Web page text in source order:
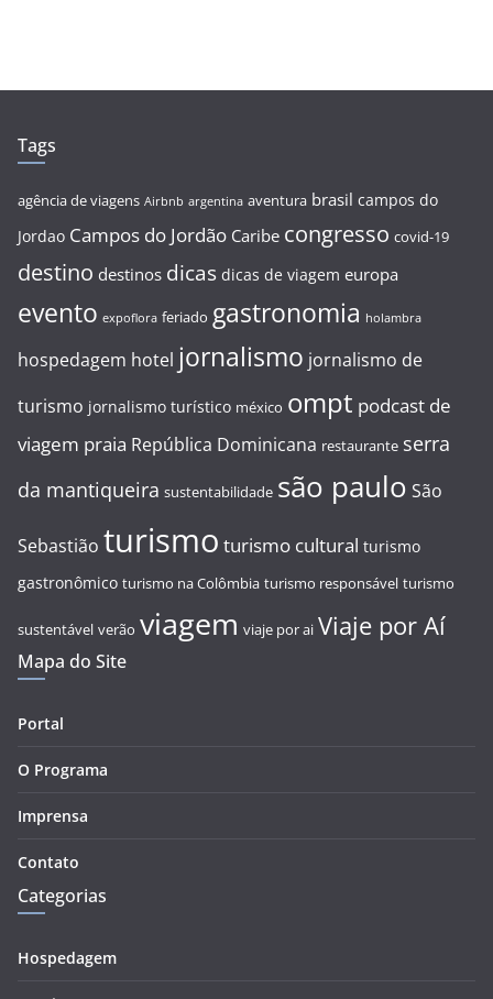
Tags
agência de viagens Airbnb argentina aventura brasil campos do
Jordao Campos do Jordão Caribe congresso covid-19
destino destinos dicas dicas de viagem europa
evento expoflora feriado gastronomia holambra
hospedagem hotel jornalismo jornalismo de
turismo jornalismo turístico méxico ompt podcast de
viagem praia República Dominicana restaurante serra
da mantiqueira sustentabilidade são paulo São
Sebastião turismo turismo cultural turismo
gastronômico turismo na Colômbia turismo responsável turismo
sustentável verão viagem viaje por ai Viaje por Aí
Mapa do Site
Portal
O Programa
Imprensa
Contato
Categorias
Hospedagem